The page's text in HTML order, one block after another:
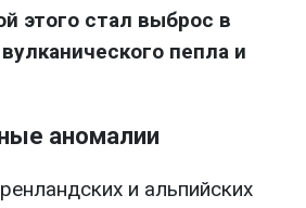
этого стал выброс в
пепла и
аномалии
и альпийских